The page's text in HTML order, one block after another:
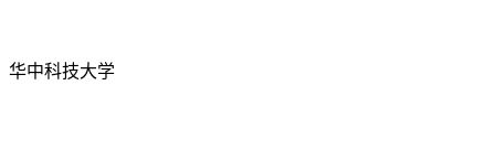
华中科技大学